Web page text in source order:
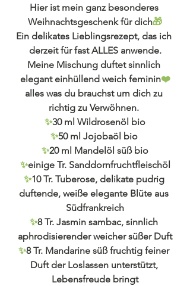
Hier ist mein ganz besonderes
Weihnachtsgeschenk für dich🎁
Ein delikates Lieblingsrezept, das ich
derzeit für fast ALLES anwende.
Meine Mischung duftet sinnlich
elegant einhüllend weich feminin❤️
alles was du brauchst um dich zu
richtig zu Verwöhnen.
✨30 ml Wildrosenöl bio
✨50 ml Jojobaöl bio
✨20 ml Mandelöl süß bio
✨einige Tr. Sanddornfruchtfleischöl
✨10 Tr. Tuberose, delikate pudrig
duftende, weiße elegante Blüte aus
Südfrankreich
✨8 Tr. Jasmin sambac, sinnlich
aphrodisierender weicher süßer Duft
✨8 Tr. Mandarine süß fruchtig feiner
Duft der Loslassen unterstützt,
Lebensfreude bringt